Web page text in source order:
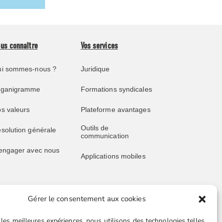
Gérer le consentement aux cookies
connaître
sommes-nous ?
valeurs
générale
avec nous
Vos services
Juridique
Formations syndicales
Plateforme avantages
Outils de
communication
Applications mobiles
Liens utiles